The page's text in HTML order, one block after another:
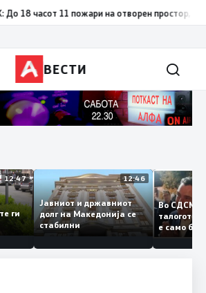
часот 11 пожари на отворен простор, од кои
ВЕСТИ
12:47
ги
12:46
Јавниот и државниот
долг на Македонија се
стабилни
Во
е само
копија
Заев